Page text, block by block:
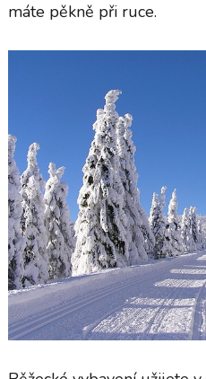
máte pěkně při ruce.